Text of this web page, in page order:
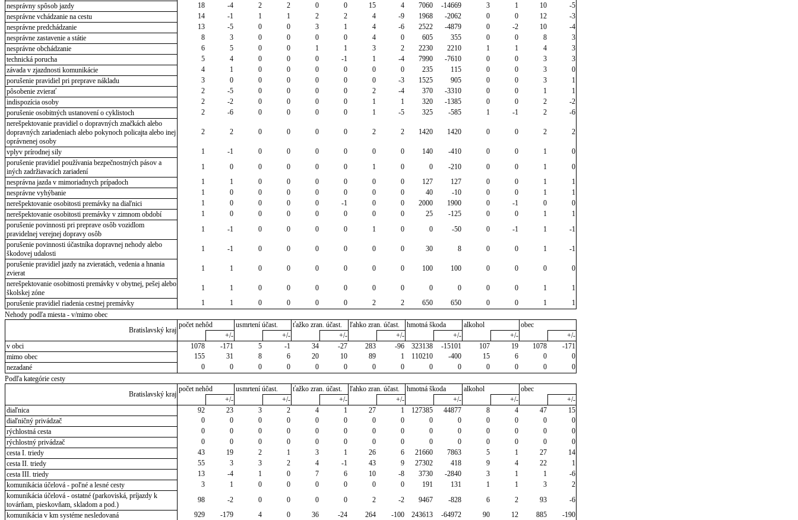
nesprávny spôsob jazdy
18 -4 2 2 0 0 15 4 7060 -14669 3 1 10
-5
nesprávne vchádzanie na cestu
14 -1 1 1 2 2 4 -9 1968 -2062 0 0 12
-3
nesprávne predchádzanie
13 -5 0 0 3 1 4 -6 2522 -4879 0 -2 10
-4
nesprávne zastavenie a státie
8 3 0 0 0 0 4 0 605 355 0 0 8
3
nesprávne obchádzanie
6 5 0 0 1 1 3 2 2230 2210 1 1 4
3
technická porucha
5 4 0 0 0 -1 1 -4 7990 -7610 0 0 3
3
závada v zjazdnosti komunikácie
4 1 0 0 0 0 0 0 235 115 0 0 3
0
porušenie pravidiel pri preprave nákladu
3 0 0 0 0 0 0 -3 1525 905 0 0 3
1
pôsobenie zvierať
2 -5 0 0 0 0 2 -4 370 -3310 0 0 1
1
indispozícia osoby
2 -2 0 0 0 0 1 1 320 -1385 0 0 2
-2
porušenie osobitných ustanovení o cyklistoch
2 -6 0 0 0 0 1 -5 325 -585 1 -1 2
-6
nerešpektovanie pravidiel o dopravných značkách alebo
dopravných zariadeniach alebo pokynoch policajta alebo inej
oprávnenej osoby
2 2 0 0 0 0 2 2 1420 1420 0 0 2 2
vplyv prírodnej sily 1 -1 0 0 0 0 0 0 140 -410 0 0 1
0
porušenie pravidiel používania bezpečnostných pásov a
iných zadržiavacích zariadení
1 0 0 0 0 0 1 0 0 -210 0 0 1
0
nesprávna jazda v mimoriadnych prípadoch
1 1 0 0 0 0 0 0 127 127 0 0 1
1
nesprávne vyhýbanie
1 0 0 0 0 0 0 0 40 -10 0 0 1
1
nerešpektovanie osobitosti premávky na diaľnici
1 0 0 0 0 -1 0 0 2000 1900 0 -1 0
0
nerešpektovanie osobitosti premávky v zimnom období
1 0 0 0 0 0 0 0 25 -125 0 0 1
1
porušenie povinnosti pri preprave osôb vozidlom
pravidelnej verejnej dopravy osôb
1 -1 0 0 0 0 1 0 0 -50 0 -1 1
-1
porušenie povinnosti účastníka dopravnej nehody alebo
škodovej udalosti
1 -1 0 0 0 0 0 0 30 8 0 0 1
-1
porušenie pravidiel jazdy na zvieratách, vedenia a hnania
zvierat
1 1 0 0 0 0 0 0 100 100 0 0 0
0
nerešpektovanie osobitnosti premávky v obytnej, pešej alebo
školskej zóne
1 1 0 0 0 0 0 0 0 0 0 0 1
1
porušenie pravidiel riadenia cestnej premávky
1 1 0 0 0 0 2 2 650 650 0 0 1
1
Nehody podľa miesta - v/mimo obec
Bratislavský kraj
počet nehôd usmrtení účast. ťažko zran. účast. ľahko zran. účast. hmotná škoda alkohol
obec
+/-
+/- +/- +/- +/- +/-
+/-
v obci
1078 -171 5 -1 34 -27 283 -96 323138 -15101 107 19 1078
-171
mimo obec
155 31 8 6 20 10 89 1 110210 -400 15 6 0
0
nezadané
0 0 0 0 0 0 0 0 0 0 0 0 0
0
Podľa kategórie cesty
Bratislavský kraj
počet nehôd usmrtení účast. ťažko zran. účast. ľahko zran. účast. hmotná škoda alkohol
obec
+/-
+/- +/- +/- +/- +/-
+/-
diaľnica
92 23 3 2 4 1 27 1 127385 44877 8 4 47
15
diaľničný privádzač
0 0 0 0 0 0 0 0 0 0 0 0 0
0
rýchlostná cesta
0 0 0 0 0 0 0 0 0 0 0 0 0
0
rýchlostný privádzač
0 0 0 0 0 0 0 0 0 0 0 0 0
0
cesta I. triedy
43 19 2 1 3 1 26 6 21660 7863 5 1 27
14
cesta II. triedy
55 3 3 2 4 -1 43 9 27302 418 9 4 22
1
cesta III. triedy
13 -4 1 0 7 6 10 -8 3730 -2840 3 1 1
-6
komunikácia účelová - poľné a lesné cesty
3 1 0 0 0 0 0 0 191 131 1 1 3
2
komunikácia účelová - ostatné (parkoviská, príjazdy k
továrňam, pieskovňam, skladom a pod.)
98 -2 0 0 0 0 2 -2 9467 -828 6 2 93
-6
komunikácia v km systéme nesledovaná
929 -179 4 0 36 -24 264 -100 243613 -64972 90 12 885
-190